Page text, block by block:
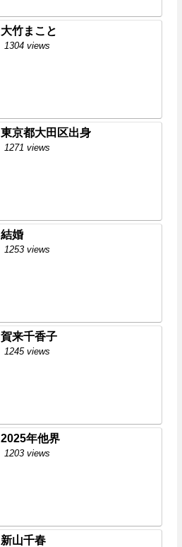
大竹まこと
1304 views
東京都大田区出身
1271 views
結婚
1253 views
賀来千香子
1245 views
2025年他界
1203 views
新山千春